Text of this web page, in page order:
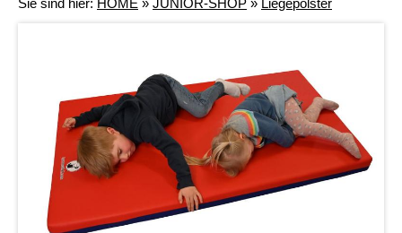
Sie sind hier: HOME » JUNIOR-SHOP » Liegepolster